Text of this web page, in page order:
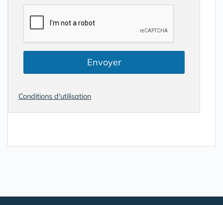
Envoyer
Conditions d'utilisation